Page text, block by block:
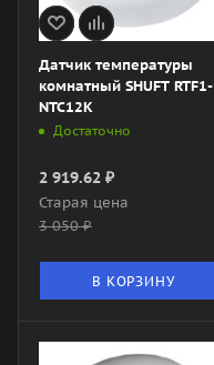
Датчик температуры
комнатный SHUFT RTF1-
NTC12K
Достаточно
2 919.62 ₽
Старая цена
3 050₽
В КОРЗИНУ